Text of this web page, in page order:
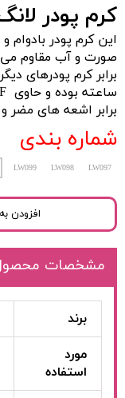
كرم پودر
اين كرم پودر بادوام
صورت و آب مقاوم
برابر اشعه های
شماره بندی
LW097
LW098
LW099
افزودن
مشخصات
برند
مورد
استفاده